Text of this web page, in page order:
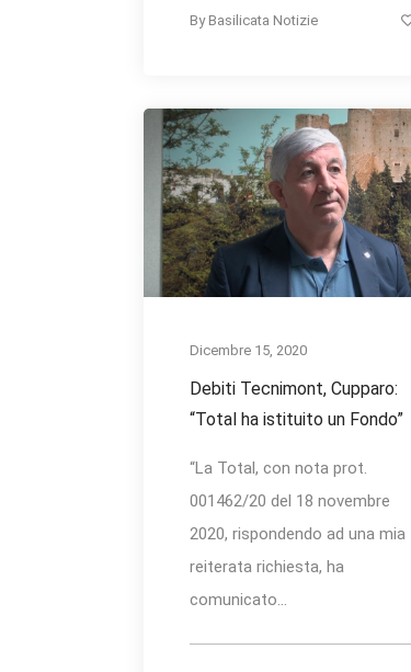
By Basilicata Notizie
Dicembre 15, 2020
Debiti Tecnimont, Cupparo:
“Total ha istituito un Fondo”
“La Total, con nota prot.
001462/20 del 18 novembre
2020, rispondendo ad una mia
reiterata richiesta, ha
comunicato...